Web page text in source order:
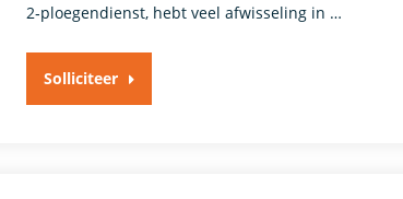
2‑ploegendienst, hebt veel afwisseling in …
Solliciteer